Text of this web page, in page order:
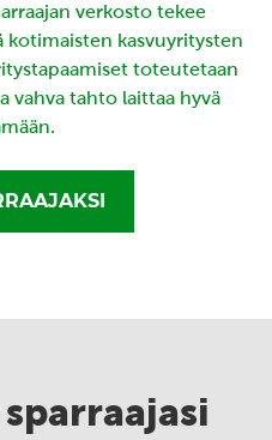
verkosto tekee
kotimaisten kasvuyritysten
toteutetaan
vahva tahto laittaa hyvä